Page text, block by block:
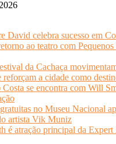
David celebra sucesso em
ao teatro com
da Cachaça
reforçam a cidade como
se encontra com Will
no Museu Nacional
artista Vik Muniz
é atração principal da Expert